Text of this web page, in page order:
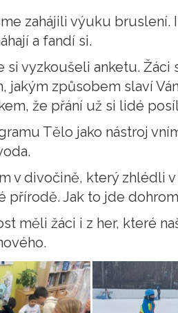
zahájili výuku
a fandí si.
si vyzkoušeli anketu.
jakým způsobem slaví
že přání už si lidé
Tělo jako nástroj
v divočině, který zhlédli
přírodě. Jak to jde
měli žáci i z her, které